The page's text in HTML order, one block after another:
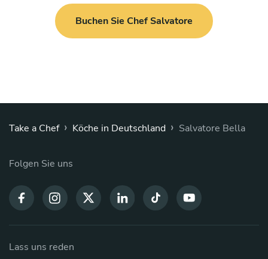
Buchen Sie Chef Salvatore
Take a Chef › Köche in Deutschland › Salvatore Bella
Folgen Sie uns
Lass uns reden